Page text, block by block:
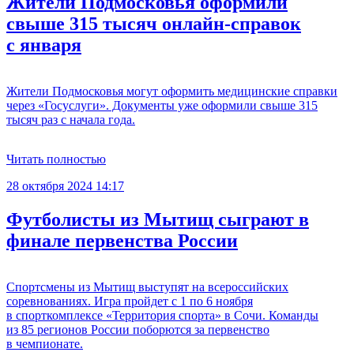
свыше 315 тысяч онлайн-справок
с января
Жители Подмосковья могут оформить медицинские справки
через «Госуслуги». Документы уже оформили свыше 315
тысяч раз с начала года.
Читать полностью
28 октября 2024 14:17
Футболисты из Мытищ сыграют в
финале первенства России
Спортсмены из Мытищ выступят на всероссийских
соревнованиях. Игра пройдет с 1 по 6 ноября
в спорткомплексе «Территория спорта» в Сочи. Команды
из 85 регионов России поборются за первенство
в чемпионате.